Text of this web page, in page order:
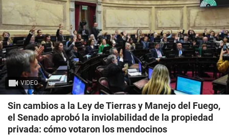
VIDEO
Sin cambios a la Ley de Tierras y Manejo del Fuego,
el Senado aprobó la inviolabilidad de la propiedad
privada: cómo votaron los mendocinos